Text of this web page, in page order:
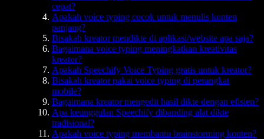
cepat?
Apakah voice typing cocok untuk menulis konten
panjang?
Bisakah kreator mendikte di aplikasi/website apa saja?
Bagaimana voice typing meningkatkan kreativitas
kreator?
Apakah Speechify Voice Typing gratis untuk kreator?
Bisakah kreator pakai voice typing di perangkat
mobile?
Bagaimana kreator mengedit hasil dikte dengan efisien?
Apa keunggulan Speechify dibanding alat dikte
tradisional?
Apakah voice typing membantu brainstorming konten?